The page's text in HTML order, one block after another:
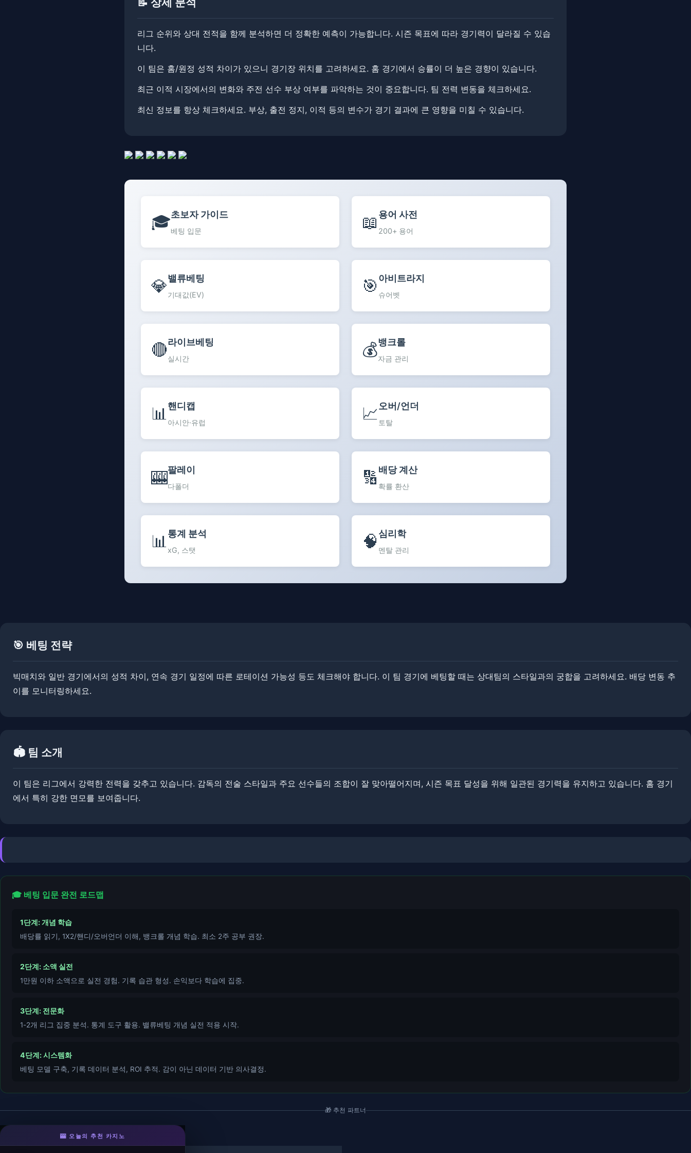
리그 순위와 상대 전적을 함께 분석하면 더 정확한 예측이 가능합니다. 시즌 목표에 따라 경기력이 달라질 수 있습
니다.
이 팀은 홈/원정 성적 차이가 있으니 경기장 위치를 고려하세요. 홈 경기에서 승률이 더 높은 경향이 있습니다.
최근 이적 시장에서의 변화와 주전 선수 부상 여부를 파악하는 것이 중요합니다. 팀 전력 변동을 체크하세요.
최신 정보를 항상 체크하세요. 부상, 출전 정지, 이적 등의 변수가 경기 결과에 큰 영향을 미칠 수 있습니다.
🎓초보자 가이드
베팅 입문 📖 용어 사전
200+ 용어
💎밸류베팅
기대값(EV) 🎯 아비트라지
슈어벳
🔴라이브베팅
실시간 💰뱅크롤
자금 관리
📊 핸디캡
아시안·유럽 📈오버/언더
토탈
🎰팔레이
다폴더 🔢 배당 계산
확률 환산
📊 통계 분석
xG, 스탯 🧠 심리학
멘탈 관리
🎯 베팅 전략
​​빅매치와 일반 경기에서의 성적 차이, 연속 경기 일정에 따른 로테이션 가능성 등도 체크해야 합니다. 이 팀 경기에 베팅할 때는 상대팀의 스타일과의 궁합을 고려하세요. 배당 변동 추
이를 모니터링하세요.
🏟️ 팀 소개
이 팀은 리그에서 강력한 전력을 갖추고 있습니다. ​​감독의 전술 스타일과 주요 선수들의 조합이 잘 맞아떨어지며, 시즌 목표 달성을 위해 일관된 경기력을 유지하고 있습니다. ​​홈 경기
에서 특히 강한 면모를 보여줍니다.
🎓 베팅 입문 완전 로드맵
1단계: 개념 학습
배당률 읽기, 1X2/핸디/오버언더 이해, 뱅크롤 개념 학습. 최소 2주 공부 권장.
2단계: 소액 실전
1만원 이하 소액으로 실전 경험. 기록 습관 형성. 손익보다 학습에 집중.
3단계: 전문화
1-2개 리그 집중 분석. 통계 도구 활용. 밸류베팅 개념 실전 적용 시작.
4단계: 시스템화
베팅 모델 구축, 기록 데이터 분석, ROI 추적. 감이 아닌 데이터 기반 의사결정.
🎁 추천 파트너
🎰 오늘의 추천 카지노